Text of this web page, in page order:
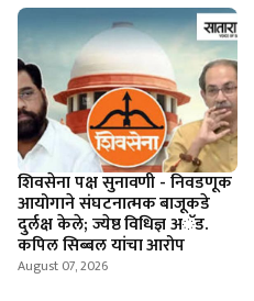
शिवसेना पक्ष सुनावणी - निवडणूक
आयोगाने संघटनात्मक बाजूकडे
दुर्लक्ष केले; ज्येष्ठ विधिज्ञ अॅड.
कपिल सिब्बल यांचा आरोप
August 07, 2026